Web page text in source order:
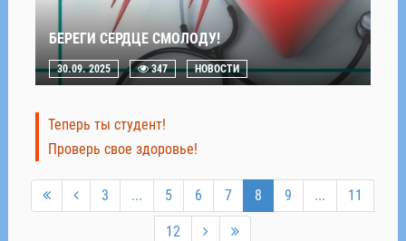
БЕРЕГИ СЕРДЦЕ СМОЛОДУ!
30.09. 2025 347 НОВОСТИ
Теперь ты студент!
Проверь свое здоровье!
3 ... 5 6 7 8 9 ... 11
12